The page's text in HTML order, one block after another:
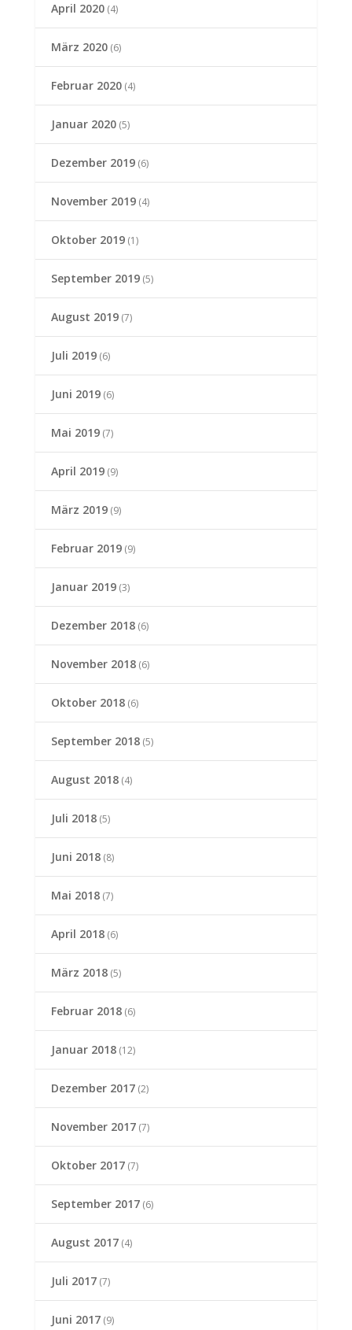
April 2020(4)
März 2020(6)
Februar 2020(4)
Januar 2020(5)
Dezember 2019(6)
November 2019(4)
Oktober 2019(1)
September 2019(5)
August 2019(7)
Juli 2019(6)
Juni 2019(6)
Mai 2019(7)
April 2019(9)
März 2019(9)
Februar 2019(9)
Januar 2019(3)
Dezember 2018(6)
November 2018(6)
Oktober 2018(6)
September 2018(5)
August 2018(4)
Juli 2018(5)
Juni 2018(8)
Mai 2018(7)
April 2018(6)
März 2018(5)
Februar 2018(6)
Januar 2018(12)
Dezember 2017(2)
November 2017(7)
Oktober 2017(7)
September 2017(6)
August 2017(4)
Juli 2017(7)
Juni 2017(9)